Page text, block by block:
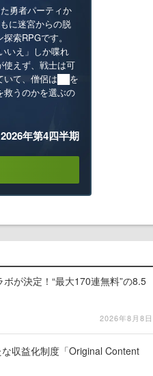
勇者パーティか
に迷宮からの脱
索RPGです。
いえ」しか喋れ
使えず、戦士は可
いて、僧侶は██を
救うのかを選ぶの
年第4四半期
が決定！“最大170連無料”の8.5
2026年8月8日
収益化制度「Original Content